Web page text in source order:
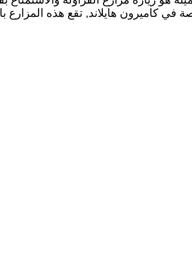
في كاميرون هايلاند, تقع هذه